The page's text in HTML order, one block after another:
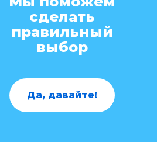
сделать
правильный
выбор
Да, давайте!